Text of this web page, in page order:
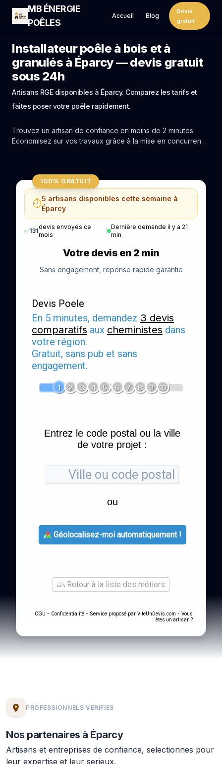
MB ÉNERGIE
POÊLES
Accueil Blog
Devis
gratuit
Installateur poêle à bois et à
granulés à Éparcy — devis gratuit
sous 24h
Artisans RGE disponibles à Éparcy. Comparez les tarifs et
faites poser votre poêle rapidement.
Trouvez un artisan de confiance en moins de 2 minutes.
Économisez sur vos travaux grâce à la mise en concurrence
100% GRATUIT
⏱️5 artisans disponibles cette semaine à
Éparcy
✅131
devis envoyés ce
mois
|
Dernière demande il y a 21
min
Votre devis en 2 min
Sans engagement, reponse rapide garantie
Devis Poele
En 5 minutes, demandez 3 devis
comparatifs aux cheministes dans
votre région.
Gratuit, sans pub et sans
engagement.
1 2 3 4 5 6 7 8 9 10
Entrez le code postal ou la ville
de votre projet :
ou
Géolocalisez-moi automatiquement !
Retour à la liste des métiers
CGU - Confidentialité - Service proposé par ViteUnDevis.com - Vous
êtes un artisan ?
PROFESSIONNELS VERIFIES
Nos partenaires à Éparcy
Artisans et entreprises de confiance, selectionnes pour
leur expertise et leur serieux.